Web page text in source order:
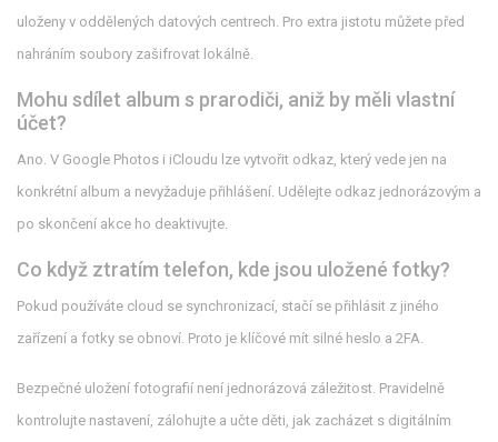
uloženy v oddělených datových centrech. Pro extra jistotu můžete před
nahráním soubory zašifrovat lokálně.
Mohu sdílet album s prarodiči, aniž by měli vlastní
účet?
Ano. V Google Photos i iCloudu lze vytvořit odkaz, který vede jen na
konkrétní album a nevyžaduje přihlášení. Udělejte odkaz jednorázovým a
po skončení akce ho deaktivujte.
Co když ztratím telefon, kde jsou uložené fotky?
Pokud používáte cloud se synchronizací, stačí se přihlásit z jiného
zařízení a fotky se obnoví. Proto je klíčové mít silné heslo a 2FA.
Bezpečné uložení fotografií není jednorázová záležitost. Pravidelně
kontrolujte nastavení, zálohujte a učte děti, jak zacházet s digitálním